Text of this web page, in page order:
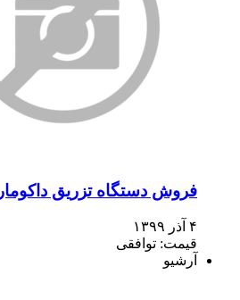
فروش دستگاه تزریق داکومار
۴ آذر ۱۳۹۹
قیمت: توافقی
آرشیو